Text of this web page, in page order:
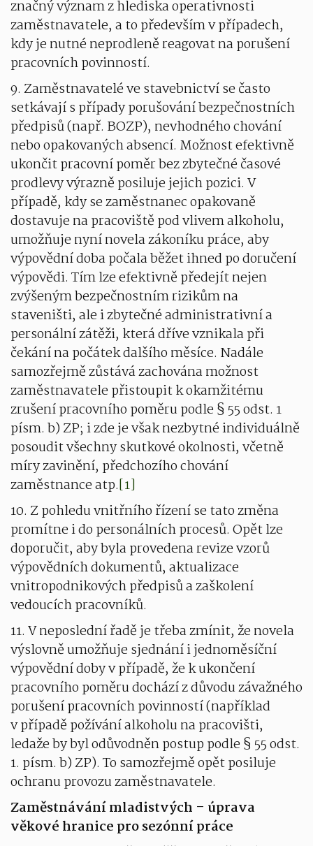
značný význam z hlediska operativnosti
zaměstnavatele, a to především v případech,
kdy je nutné neprodleně reagovat na porušení
pracovních povinností.
9. Zaměstnavatelé ve stavebnictví se často
setkávají s případy porušování bezpečnostních
předpisů (např. BOZP), nevhodného chování
nebo opakovaných absencí. Možnost efektivně
ukončit pracovní poměr bez zbytečné časové
prodlevy výrazně posiluje jejich pozici. V
případě, kdy se zaměstnanec opakovaně
dostavuje na pracoviště pod vlivem alkoholu,
umožňuje nyní novela zákoníku práce, aby
výpovědní doba počala běžet ihned po doručení
výpovědi. Tím lze efektivně předejít nejen
zvýšeným bezpečnostním rizikům na
staveništi, ale i zbytečné administrativní a
personální zátěži, která dříve vznikala při
čekání na počátek dalšího měsíce. Nadále
samozřejmě zůstává zachována možnost
zaměstnavatele přistoupit k okamžitému
zrušení pracovního poměru podle § 55 odst. 1
písm. b) ZP; i zde je však nezbytné individuálně
posoudit všechny skutkové okolnosti, včetně
míry zavinění, předchozího chování
zaměstnance atp.[1]
10. Z pohledu vnitřního řízení se tato změna
promítne i do personálních procesů. Opět lze
doporučit, aby byla provedena revize vzorů
výpovědních dokumentů, aktualizace
vnitropodnikových předpisů a zaškolení
vedoucích pracovníků.
11. V neposlední řadě je třeba zmínit, že novela
výslovně umožňuje sjednání i jednoměsíční
výpovědní doby v případě, že k ukončení
pracovního poměru dochází z důvodu závažného
porušení pracovních povinností (například
v případě požívání alkoholu na pracovišti,
ledaže by byl odůvodněn postup podle § 55 odst.
1. písm. b) ZP). To samozřejmě opět posiluje
ochranu provozu zaměstnavatele.
Zaměstnávání mladistvých – úprava
věkové hranice pro sezónní práce